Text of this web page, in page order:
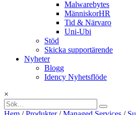
Malwarebytes
MänniskorHR
Tid & Närvaro
Uni-Ubi
Stöd
Skicka supportärende
Nyheter
Blogg
Idency Nyhetsflöde
×